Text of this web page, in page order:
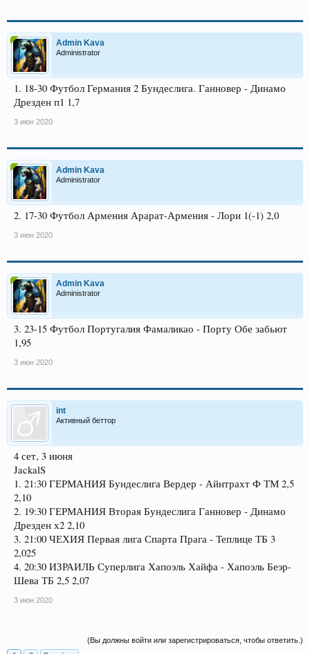
Admin Kava
Administrator
1. 18-30 Футбол Германия 2 Бундеслига. Ганновер - Динамо
Дрезден п1 1,7
3 июн 2020
Admin Kava
Administrator
2. 17-30 Футбол Армения Арарат-Армения - Лори 1(-1) 2,0
3 июн 2020
Admin Kava
Administrator
3. 23-15 Футбол Португалия Фамаликао - Порту Обе забьют
1,95
3 июн 2020
int
Активный беттор
4 сет, 3 июня
JackalS
1. 21:30 ГЕРМАНИЯ Бундеслига Вердер - Айнтрахт Ф ТМ 2,5
2,10
2. 19:30 ГЕРМАНИЯ Вторая Бундеслига Ганновер - Динамо
Дрезден х2 2,10
3. 21:00 ЧЕХИЯ Первая лига Спарта Прага - Теплице ТБ 3
2,025
4. 20:30 ИЗРАИЛЬ Суперлига Хапоэль Хайфа - Хапоэль Беэр-
Шева ТБ 2,5 2,07
3 июн 2020
(Вы должны войти или зарегистрироваться, чтобы ответить.)